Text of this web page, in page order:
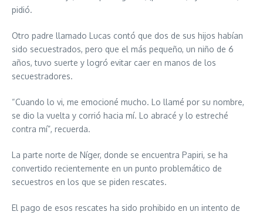
pidió.
Otro padre llamado Lucas contó que dos de sus hijos habían
sido secuestrados, pero que el más pequeño, un niño de 6
años, tuvo suerte y logró evitar caer en manos de los
secuestradores.
“Cuando lo vi, me emocioné mucho. Lo llamé por su nombre,
se dio la vuelta y corrió hacia mí. Lo abracé y lo estreché
contra mí”, recuerda.
La parte norte de Níger, donde se encuentra Papiri, se ha
convertido recientemente en un punto problemático de
secuestros en los que se piden rescates.
El pago de esos rescates ha sido prohibido en un intento de